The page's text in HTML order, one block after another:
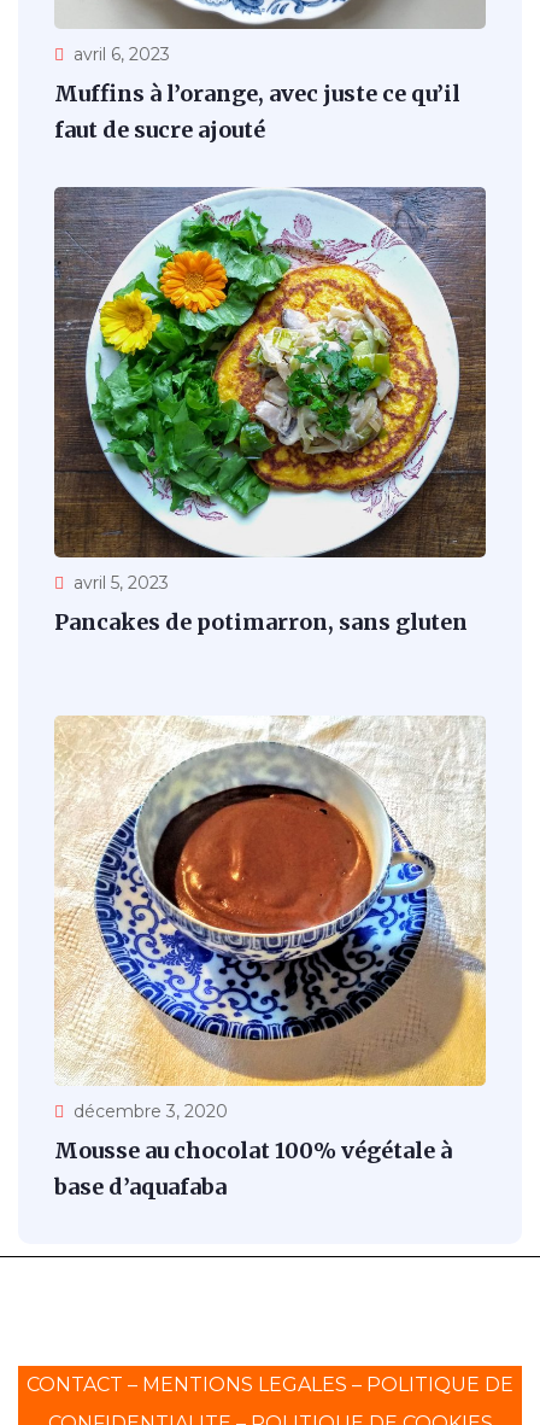
avril 6, 2023
Muffins à l’orange, avec juste ce qu’il
faut de sucre ajouté
avril 5, 2023
Pancakes de potimarron, sans gluten
décembre 3, 2020
Mousse au chocolat 100% végétale à
base d’aquafaba
CONTACT – MENTIONS LEGALES – POLITIQUE DE